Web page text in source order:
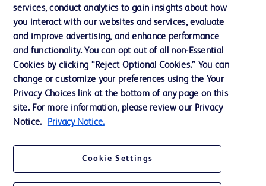
投資家向け情報（英語）
会社案内
お問い合わせ
Cookie Preferences
プライバシーポリシー
services, conduct analytics to gain insights about how
you interact with our websites and services, evaluate
and improve advertising, and enhance performance
and functionality. You can opt out of all non-Essential
Cookies by clicking “Reject Optional Cookies.” You can
change or customize your preferences using the Your
Privacy Choices link at the bottom of any page on this
site. For more information, please review our Privacy
Notice.
Privacy Notice.
Cookie Settings